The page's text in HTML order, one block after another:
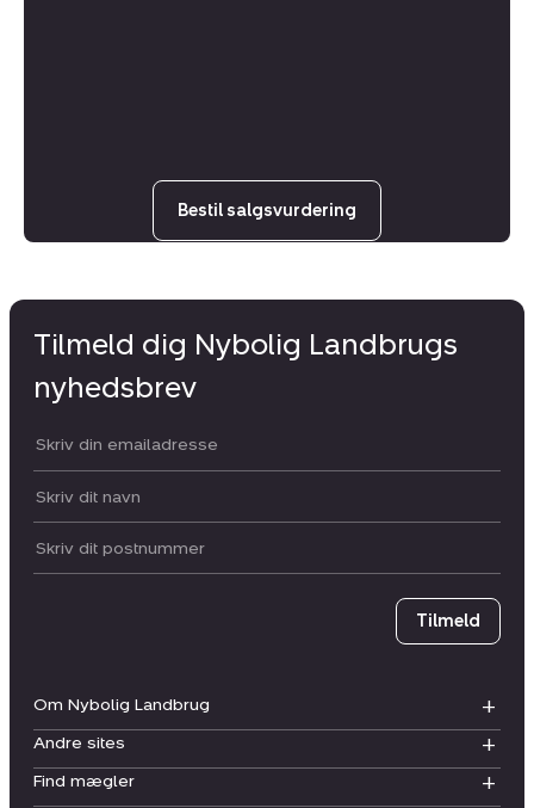
Bestil salgsvurdering
Om Nybolig Landbrug
Andre sites
Find mægler
Tilmeld dig Nybolig Landbrugs
nyhedsbrev
Din email:
Dit navn:
Postnummer
Tilmeld